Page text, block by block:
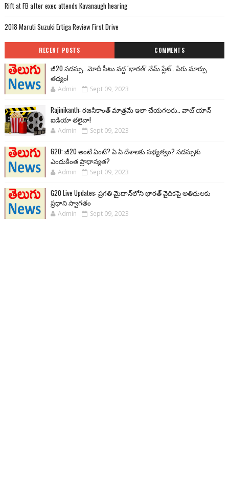
Rift at FB after exec attends Kavanaugh hearing
2018 Maruti Suzuki Ertiga Review First Drive
RECENT POSTS COMMENTS
జీ20 సదస్సు.. మోదీ సీటు వద్ద ‘భారత్’ నేమ్ ప్లేట్‌.. పేరు మార్పు
తథ్యం!
Admin Sept 09, 2023
Rajinikanth: రజనీకాంత్ మాత్రమే ఇలా చేయగలరు.. వాట్ యాన్
ఐడియా తలైవా!
Admin Sept 09, 2023
G20: జీ20 అంటే ఏంటి? ఏ ఏ దేశాలకు సభ్యత్వం? సదస్సుకు
ఎందుకింత ప్రాధాన్యత?
Admin Sept 09, 2023
G20 Live Updates: ప్రగతి మైదాన్‌లోని భారత్ వైదికపై అతిథులకు
ప్రధాని స్వాగతం
Admin Sept 09, 2023